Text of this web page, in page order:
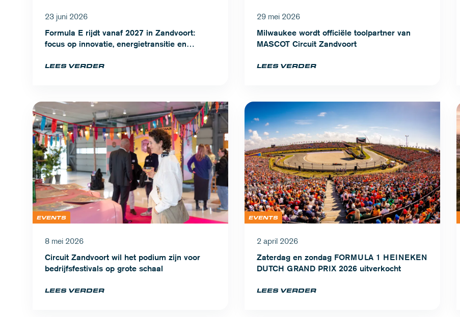
23 juni 2026
Formula E rijdt vanaf 2027 in Zandvoort:
focus op innovatie, energietransitie en
LEES VERDER
29 mei 2026
Milwaukee wordt officiële toolpartner van
MASCOT Circuit Zandvoort
LEES VERDER
EVENTS
8 mei 2026
Circuit Zandvoort wil het podium zijn voor
bedrijfsfestivals op grote schaal
LEES VERDER
EVENTS
2 april 2026
Zaterdag en zondag FORMULA 1 HEINEKEN
DUTCH GRAND PRIX 2026 uitverkocht
LEES VERDER